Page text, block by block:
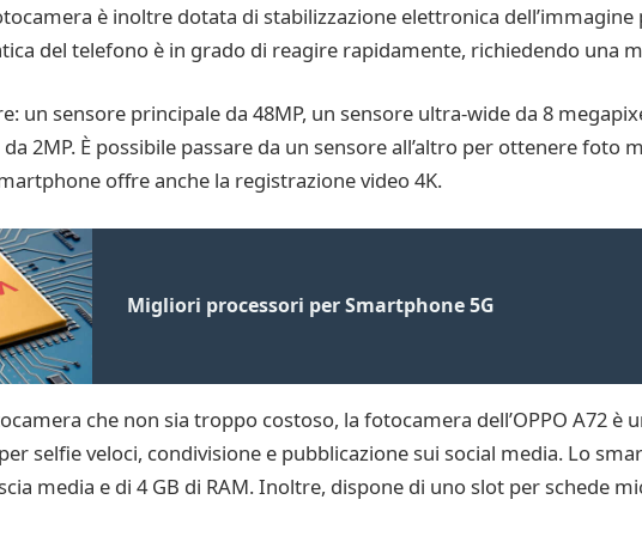
è inoltre dotata di stabilizzazione elettronica
del telefono è in grado di reagire rapidamente, richiedendo una
un sensore principale da 48MP, un sensore ultra-wide da 8
2MP. È possibile passare da un sensore all’altro per ottenere foto
offre anche la registrazione video 4K.
Migliori processori per Smartphone 5G
che non sia troppo costoso, la fotocamera dell’OPPO A72 è
selfie veloci, condivisione e pubblicazione sui social media. Lo
media e di 4 GB di RAM. Inoltre, dispone di uno slot per schede